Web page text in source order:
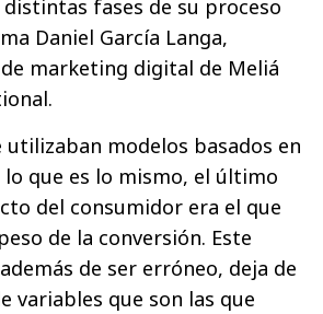
distintas fases de su proceso
Daniel García Langa,
marketing digital de Meliá
utilizaban modelos basados en
lo que es lo mismo, el último
del consumidor era el que
de la conversión. Este
de ser erróneo, deja de
variables que son las que